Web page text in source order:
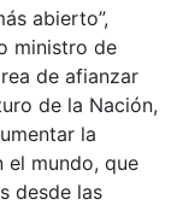
abierto”,
ministro de
de afianzar
de la Nación,
la
mundo, que
desde las